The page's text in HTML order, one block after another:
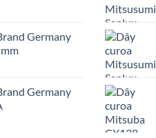
Germany
Germany